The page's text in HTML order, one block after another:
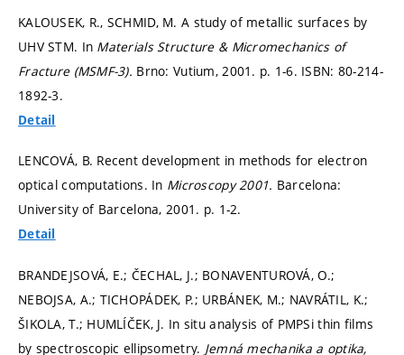
KALOUSEK, R., SCHMID, M. A study of metallic surfaces by
UHV STM. In Materials Structure & Micromechanics of
Fracture (MSMF-3). Brno: Vutium, 2001. p. 1-6. ISBN: 80-214-
1892-3.
Detail
LENCOVÁ, B. Recent development in methods for electron
optical computations. In Microscopy 2001. Barcelona:
University of Barcelona, 2001. p. 1-2.
Detail
BRANDEJSOVÁ, E.; ČECHAL, J.; BONAVENTUROVÁ, O.;
NEBOJSA, A.; TICHOPÁDEK, P.; URBÁNEK, M.; NAVRÁTIL, K.;
ŠIKOLA, T.; HUMLÍČEK, J. In situ analysis of PMPSi thin films
by spectroscopic ellipsometry. Jemná mechanika a optika,